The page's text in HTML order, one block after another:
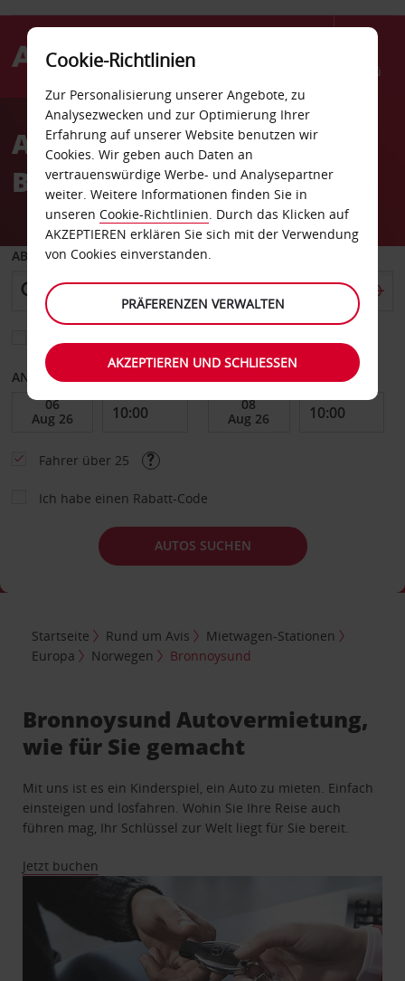
Menü
AvisAutovermietung
Bronnoysund
ABHOLEN VON
ANFANGSDATUM
Fahrer über 25
Ich habe einen Rabatt-Code
AUTOS SUCHEN
Startseite Rund um Avis
Mietwagen-Stationen
Europa
Norwegen Bronnoysund
Bronnoysund Autovermietung,
wie für Sie gemacht
Mit uns ist es ein Kinderspiel, ein Auto zu mieten. Einfach
einsteigen und losfahren. Wohin Sie Ihre Reise auch
führen mag, Ihr Schlüssel zur Welt liegt für Sie bereit.
Jetzt buchen
Cookie-Richtlinien
Zur Personalisierung unserer Angebote, zu
Analysezwecken und zur Optimierung Ihrer
Erfahrung auf unserer Website benutzen wir
Cookies. Wir geben auch Daten an
vertrauenswürdige Werbe- und Analysepartner
weiter. Weitere Informationen finden Sie in
unseren Cookie-Richtlinien. Durch das Klicken auf
AKZEPTIEREN erklären Sie sich mit der Verwendung
von Cookies einverstanden.
PRÄFERENZEN VERWALTEN
AKZEPTIEREN UND SCHLIESSEN